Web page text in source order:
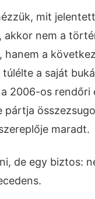
mit
akkor nem a
hanem a
a saját
2006-os rendőri
maradt.
de egy biztos: